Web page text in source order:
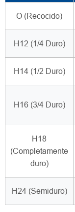
O (Recocido)
H12 (1/4 Duro)
H14 (1/2 Duro)
H16 (3/4 Duro)
H18
(Completamente
duro)
H24 (Semiduro)